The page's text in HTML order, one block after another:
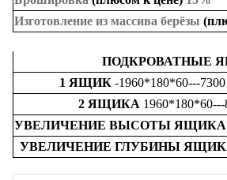
Изготовление из массива берёзы
ПОДКРОВАТНЫЕ
1 ЯЩИК -1960*180*60---
2 ЯЩИКА
УВЕЛИЧЕНИЕ ВЫСОТЫ ЯЩИКА
УВЕЛИЧЕНИЕ ГЛУБИНЫ